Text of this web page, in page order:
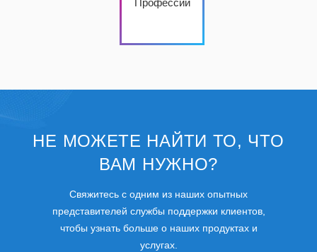
Профессии
НЕ МОЖЕТЕ НАЙТИ ТО, ЧТО
ВАМ НУЖНО?
Свяжитесь с одним из наших опытных
представителей службы поддержки клиентов,
чтобы узнать больше о наших продуктах и
услугах.